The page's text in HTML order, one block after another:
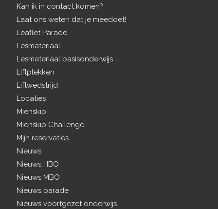
Kan ik in contact komen?
Laat ons weten dat je meedoet!
Leaflet Parade
Lesmateriaal
Lesmateriaal basisonderwijs
Liftplekken
Liftwedstrijd
Locaties
Mienskip
Mienskip Challenge
Mijn reservaties
Nieuws
Nieuws HBO
Nieuws MBO
Nieuws parade
Nieuws voortgezet onderwijs